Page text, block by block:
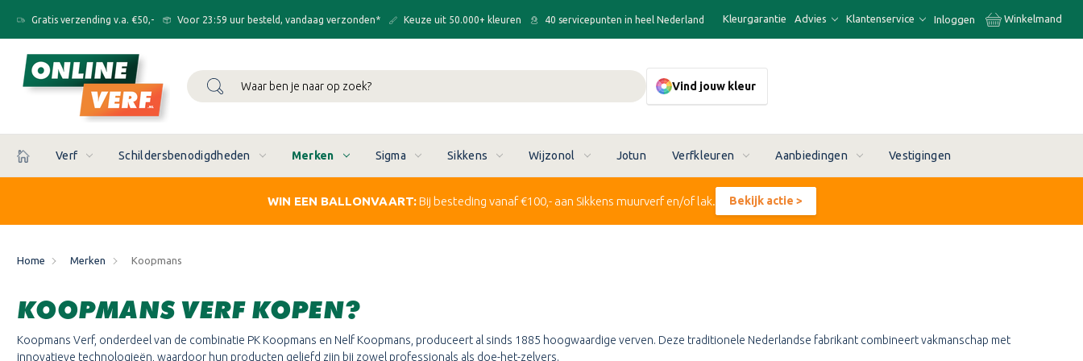
Gratis verzending v.a. €50,- Voor 23:59 uur besteld, vandaag verzonden* Keuze uit 50.000+ kleuren 40 servicepunten in heel Nederland Kleurgarantie Advies Klantenservice Inloggen Winkelmand
Zoeken
Vind jouw kleur
Verf Schildersbenodigdheden Merken Sigma Sikkens Wijzonol Jotun Verfkleuren Aanbiedingen Vestigingen
WIN EEN BALLONVAART:Bij besteding vanaf €100,- aan Sikkens muurverf en/of lak. Bekijk actie >
Home Merken Koopmans
KOOPMANS VERF KOPEN?
Koopmans Verf, onderdeel van de combinatie PK Koopmans en Nelf Koopmans, produceert al sinds 1885 hoogwaardige verven. Deze traditionele Nederlandse fabrikant combineert vakmanschap met
innovatieve technologieën, waardoor hun producten geliefd zijn bij zowel professionals als doe-het-zelvers.